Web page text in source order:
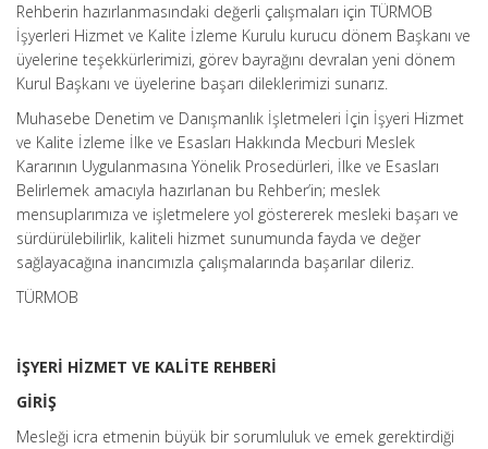
Rehberin hazırlanmasındaki değerli çalışmaları için TÜRMOB
İşyerleri Hizmet ve Kalite İzleme Kurulu kurucu dönem Başkanı ve
üyelerine teşekkürlerimizi, görev bayrağını devralan yeni dönem
Kurul Başkanı ve üyelerine başarı dileklerimizi sunarız.
Muhasebe Denetim ve Danışmanlık İşletmeleri İçin İşyeri Hizmet
ve Kalite İzleme İlke ve Esasları Hakkında Mecburi Meslek
Kararının Uygulanmasına Yönelik Prosedürleri, İlke ve Esasları
Belirlemek amacıyla hazırlanan bu Rehber’in; meslek
mensuplarımıza ve işletmelere yol göstererek mesleki başarı ve
sürdürülebilirlik, kaliteli hizmet sunumunda fayda ve değer
sağlayacağına inancımızla çalışmalarında başarılar dileriz.
TÜRMOB
İŞYERİ HİZMET VE KALİTE REHBERİ
GİRİŞ
Mesleği icra etmenin büyük bir sorumluluk ve emek gerektirdiği